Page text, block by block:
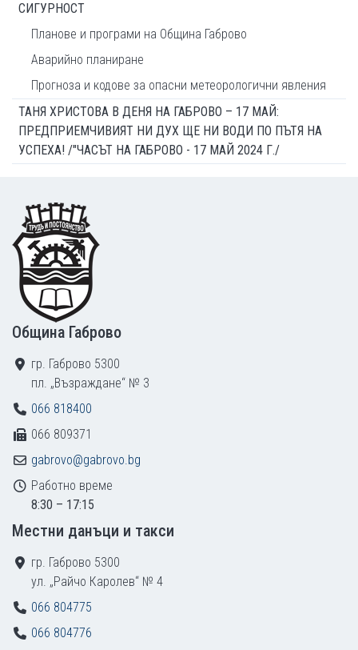
СИГУРНОСТ
Планове и програми на Община Габрово
Аварийно планиране
Прогноза и кодове за опасни метеорологични явления
ТАНЯ ХРИСТОВА В ДЕНЯ НА ГАБРОВО – 17 МАЙ:
ПРЕДПРИЕМЧИВИЯТ НИ ДУХ ЩЕ НИ ВОДИ ПО ПЪТЯ НА
УСПЕХА! /"ЧАСЪТ НА ГАБРОВО - 17 МАЙ 2024 Г./
Footer
Община Габрово
гр. Габрово 5300
пл. „Възраждане“ № 3
066 818400
066 809371
gabrovo@gabrovo.bg
Работно време
8:30 – 17:15
Местни данъци и такси
гр. Габрово 5300
ул. „Райчо Каролев“ № 4
066 804775
066 804776